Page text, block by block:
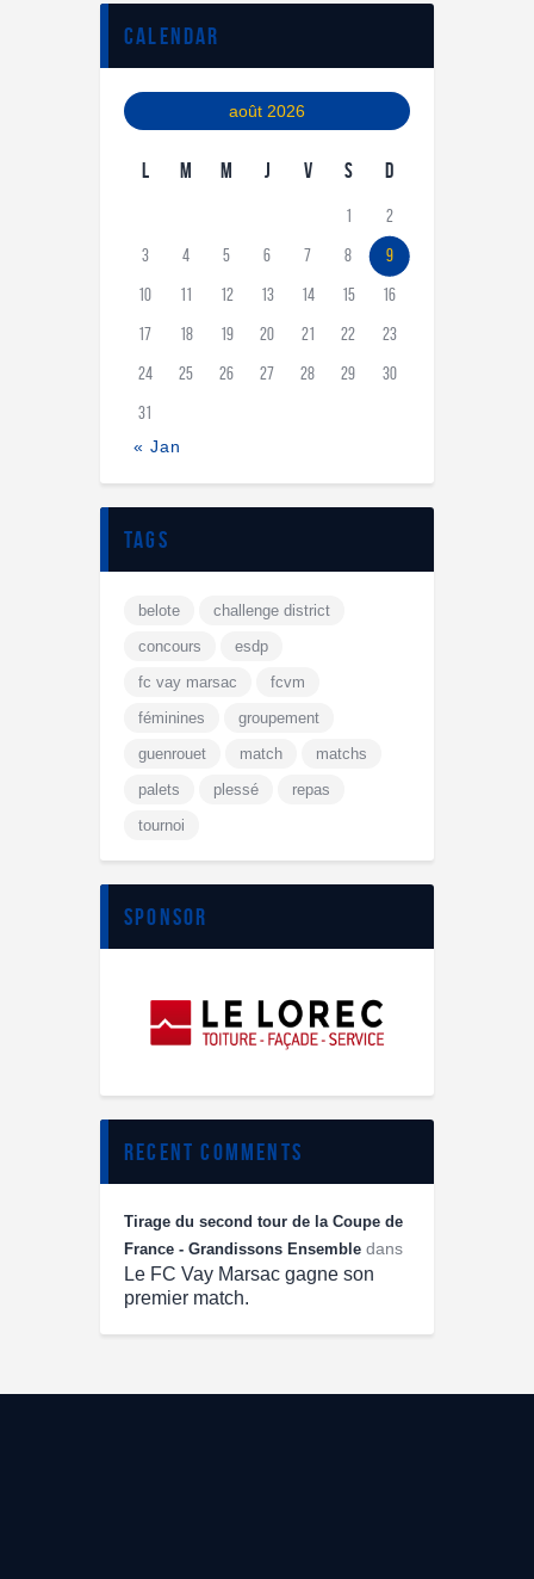
calendar
août 2026
L M M J V S D
1 2
3 4 5 6 7 8 9
10 11 12 13 14 15 16
17 18 19 20 21 22 23
24 25 26 27 28 29 30
31
« Jan
tags
belote
challenge district
concours
esdp
fc vay marsac
fcvm
féminines
groupement
guenrouet
match
matchs
palets
plessé
repas
tournoi
sponsor
recent comments
Tirage du second tour de la Coupe de
France - Grandissons Ensemble dans
Le FC Vay Marsac gagne son
premier match.